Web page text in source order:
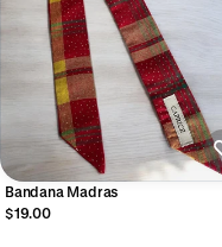
Bandana Madras
$19.00